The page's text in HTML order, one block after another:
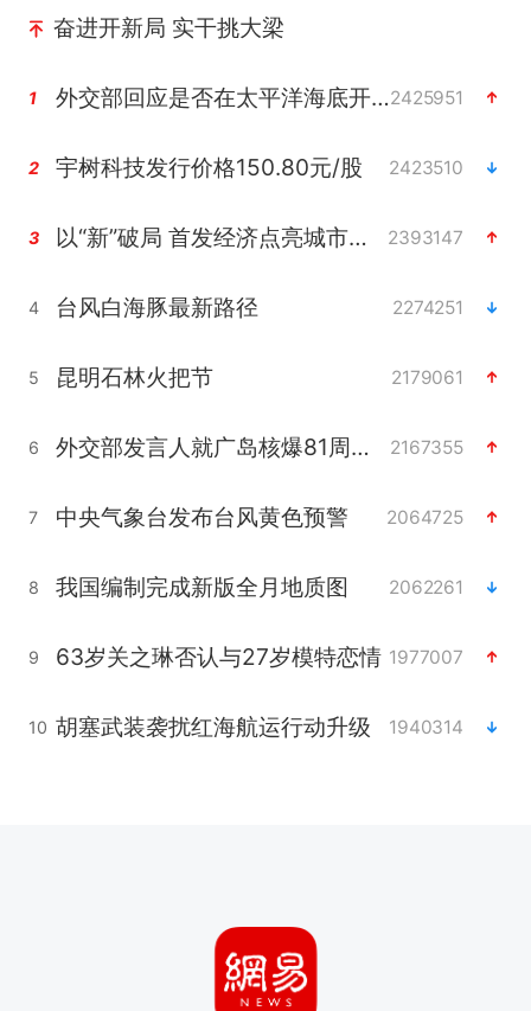
奋进开新局 实干挑大梁
1 外交部回应是否在太平洋海底开采稀土2425951
2 宇树科技发行价格150.80元/股 2423510
3 以“新”破局 首发经济点亮城市消费活力 2393147
4 台风白海豚最新路径 2274251
5 昆明石林火把节 2179061
6 外交部发言人就广岛核爆81周年等答记者问 2167355
7 中央气象台发布台风黄色预警 2064725
8 我国编制完成新版全月地质图 2062261
9 63岁关之琳否认与27岁模特恋情 1977007
10 胡塞武装袭扰红海航运行动升级 1940314